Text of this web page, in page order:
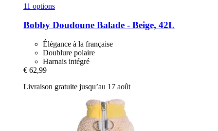
11 options
Bobby Doudoune Balade -​ Beige, 42L
Élégance à la française
Doublure polaire
Harnais intégré
€ 62,99
Livraison gratuite jusqu’au 17 août